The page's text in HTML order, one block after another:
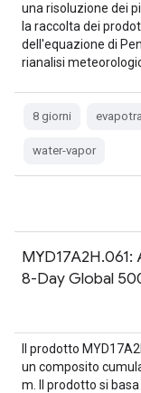
una risoluzione dei
la raccolta dei
dell'equazione di
rianalisi
8 giorni
water-vapor
8-Day Global
Il prodotto
un composito
m. Il prodotto si